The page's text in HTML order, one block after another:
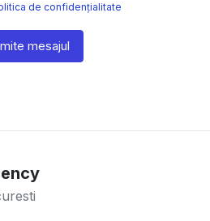
de confidențialitate
mesajul